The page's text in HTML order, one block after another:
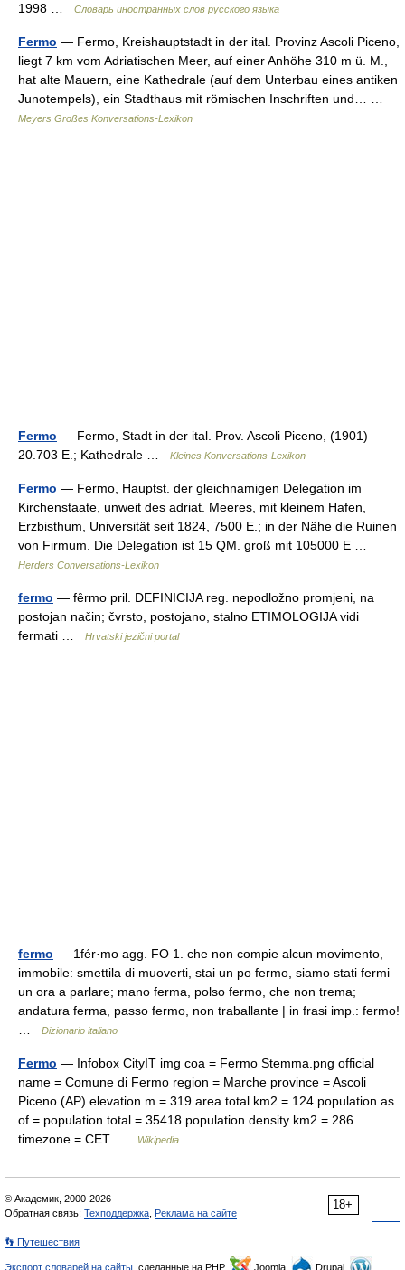
1998 …
Словарь иностранных слов русского языка
Fermo — Fermo, Kreishauptstadt in der ital. Provinz Ascoli Piceno,
liegt 7 km vom Adriatischen Meer, auf einer Anhöhe 310 m ü. M.,
hat alte Mauern, eine Kathedrale (auf dem Unterbau eines antiken
Junotempels), ein Stadthaus mit römischen Inschriften und… …
Meyers Großes Konversations-Lexikon
Fermo — Fermo, Stadt in der ital. Prov. Ascoli Piceno, (1901)
20.703 E.; Kathedrale …
Kleines Konversations-Lexikon
Fermo — Fermo, Hauptst. der gleichnamigen Delegation im
Kirchenstaate, unweit des adriat. Meeres, mit kleinem Hafen,
Erzbisthum, Universität seit 1824, 7500 E.; in der Nähe die Ruinen
von Firmum. Die Delegation ist 15 QM. groß mit 105000 E …
Herders Conversations-Lexikon
fermo — fȇrmo pril. DEFINICIJA reg. nepodložno promjeni, na
postojan način; čvrsto, postojano, stalno ETIMOLOGIJA vidi
fermati …
Hrvatski jezični portal
fermo — 1fér·mo agg. FO 1. che non compie alcun movimento,
immobile: smettila di muoverti, stai un po fermo, siamo stati fermi
un ora a parlare; mano ferma, polso fermo, che non trema;
andatura ferma, passo fermo, non traballante | in frasi imp.: fermo!
Dizionario italiano
Fermo — Infobox CityIT img coa = Fermo Stemma.png official
name = Comune di Fermo region = Marche province = Ascoli
Piceno (AP) elevation m = 319 area total km2 = 124 population as
of = population total = 35418 population density km2 = 286
timezone = CET …
Wikipedia
18+
© Академик, 2000-2026
Обратная связь: Техподдержка Реклама на сайте
👣 Путешествия
Экспорт словарей на сайты , сделанные на PHP, Joomla, Drupal,